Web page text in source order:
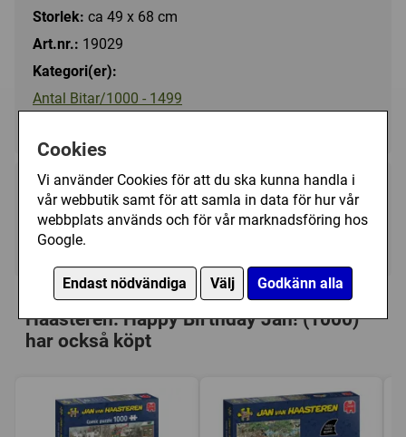
Cookies
Vi använder Cookies för att du ska kunna handla i
vår webbutik samt för att samla in data för hur vår
webbplats används och för vår marknadsföring hos
Google.
Endast nödvändiga Välj Godkänn alla
Storlek: ca 49 x 68 cm
Art.nr.: 19029
Kategori(er):
Antal Bitar/1000 - 1499
129 kr Utgått
Ej tillgänglig
Personer som har köpt Jan Van
Haasteren: Happy Birthday Jan! (1000)
har också köpt